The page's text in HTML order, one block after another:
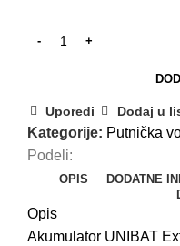
Uporedi Dodaj u
Kategorije: Putnička
Podeli:
OPIS DODATNE
Opis
Akumulator UNIBAT